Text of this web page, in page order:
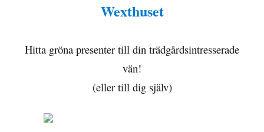
Wexthuset
Hitta gröna presenter till din trädgårdsintresserade
vän!
(eller till dig själv)